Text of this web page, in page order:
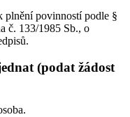
plnění povinností podle §
č. 133/1985 Sb., o
(podat žádost